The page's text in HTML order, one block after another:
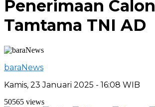
Penerimaan Calon
Tamtama TNI AD
baraNews
Kamis, 23 Januari 2025 - 16:08 WIB
50565 views